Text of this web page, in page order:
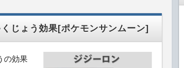
じょう効果[ポケモンサンムーン]
の効果